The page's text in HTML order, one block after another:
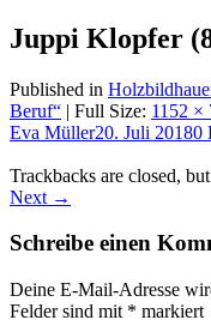
Juppi Klopfer
Published in
Beruf“ | Full Size: 1152 ×
Eva Müller20. Juli 20180
Trackbacks are closed,
Next →
Schreibe einen
Deine E-Mail-Adresse
Felder sind mit * markiert